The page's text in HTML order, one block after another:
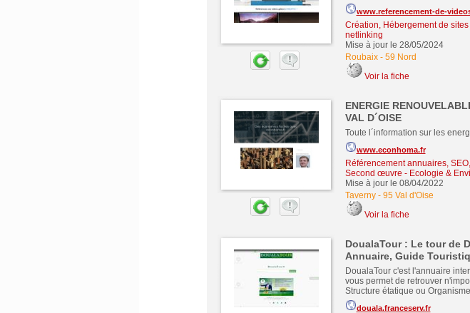
www.referencement-de-
Création, Hébergement de
netlinking
Mise à jour le 28/05/2024
Roubaix- 59 Nord
Voir la fiche
ENERGIE
VAL D´OISE
Toute l´information sur les
www.econhoma.fr
Référencement annuaires,
Second œuvre - Ecologie &
Mise à jour le 08/04/2022
Taverny- 95 Val d'Oise
Voir la fiche
DoualaTour : Le tour de
Annuaire, Guide
DoualaTour c'est l'annuaire
vous permet de retrouver
Structure étatique ou
douala.franceserv.fr